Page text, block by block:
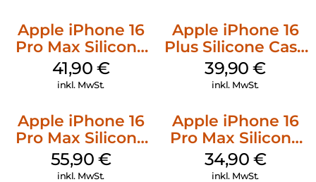
Apple iPhone 16
Pro Max Silicone
Case MagSafe
Ultramarine
41,90 €
inkl. MwSt.
Apple iPhone 16
Plus Silicone Case
MagSafe Plum
39,90€
inkl. MwSt.
Apple iPhone 16
Pro Max Silicone
Case MagSafe
Stone Gray
55,90 €
inkl. MwSt.
Apple iPhone 16
Pro Max Silicone
Case MagSafe
Denim
34,90 €
inkl. MwSt.